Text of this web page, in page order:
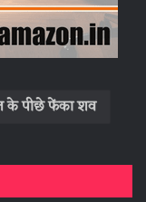
के पीछे फेंका शव